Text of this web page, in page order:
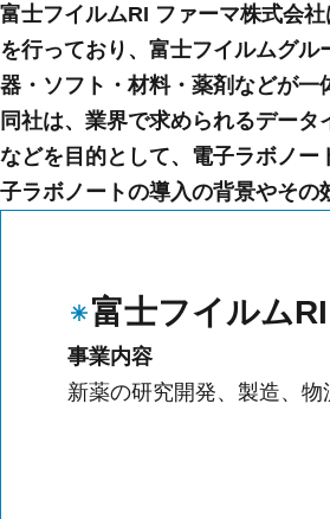
富士フイルムRI ファーマ株式会
を行っており、富士フイルムグ
器・ソフト・材料・薬剤などが一
同社は、業界で求められるデー
などを目的として、電子ラボノ
子ラボノートの導入の背景やその
富士フイルム
事業内容
新薬の研究開発、製造、